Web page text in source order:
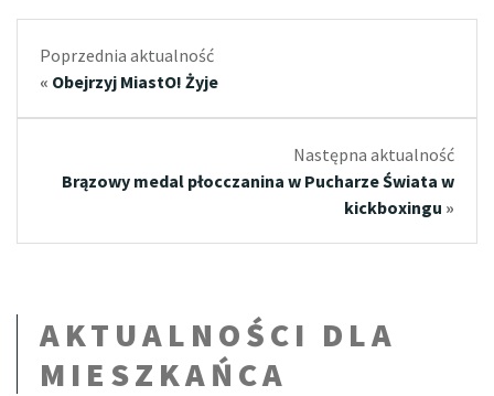
Poprzednia aktualność
« Obejrzyj MiastO! Żyje
Następna aktualność
Brązowy medal płocczanina w Pucharze Świata w
kickboxingu »
AKTUALNOŚCI DLA
MIESZKAŃCA